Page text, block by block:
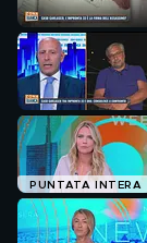
PUNTATA INTERA